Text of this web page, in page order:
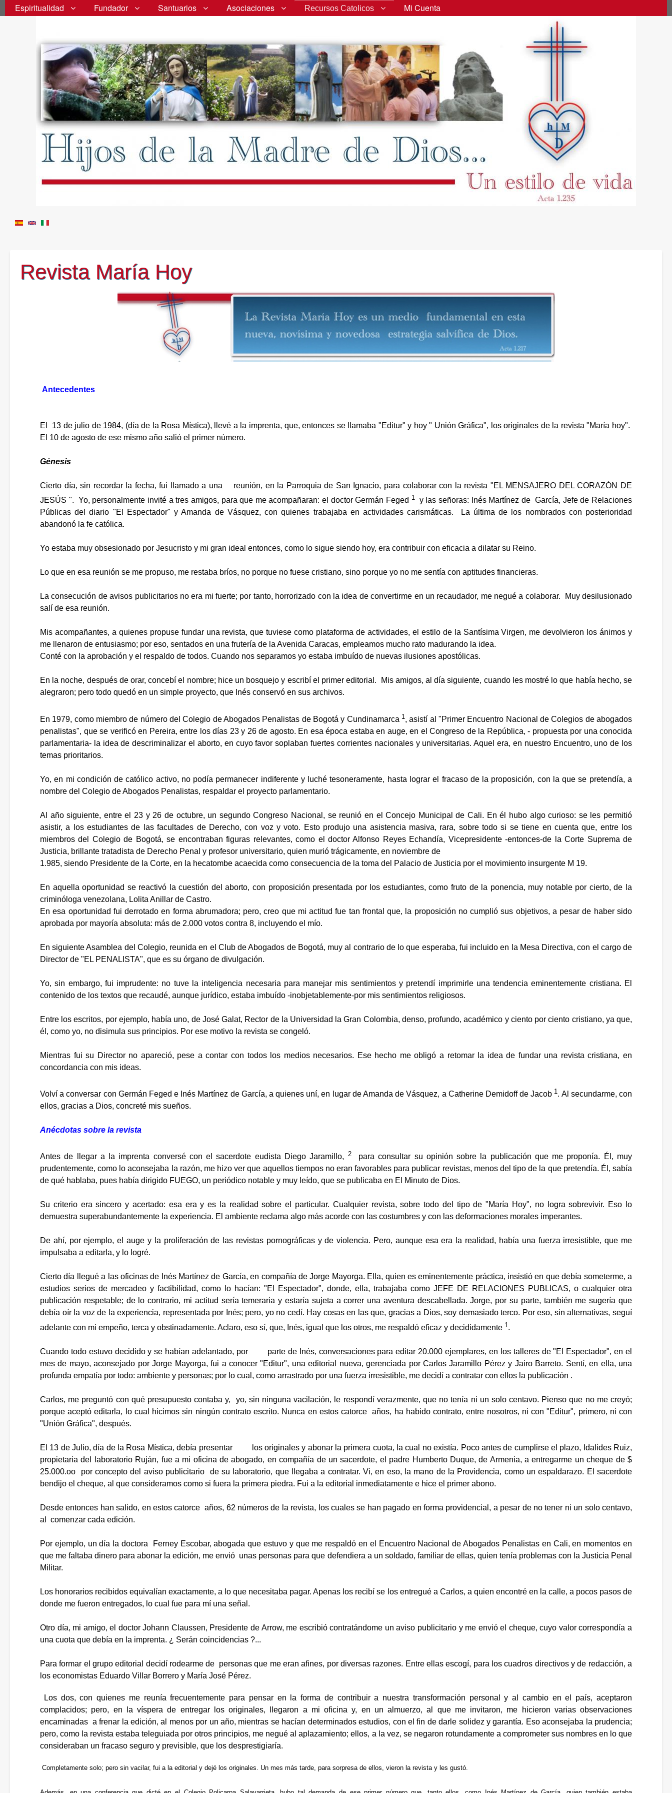
Espiritualidad Fundador Santuarios Asociaciones Recursos Catolicos Mi Cuenta
Revista María Hoy
Antecedentes
El 13 de julio de 1984, (día de la Rosa Mística), llevé a la imprenta, que, entonces se llamaba "Editur" y hoy " Unión Gráfica", los originales de la revista "María hoy".
El 10 de agosto de ese mismo año salió el primer número.
Génesis
Cierto día, sin recordar la fecha, fui llamado a una reunión, en la Parroquia de San Ignacio, para colaborar con la revista "EL MENSAJERO DEL CORAZÓN DE
JESÚS ". Yo, personalmente invité a tres amigos, para que me acompañaran: el doctor Germán Feged 1y las señoras: Inés Martínez de García, Jefe de Relaciones
Públicas del diario "El Espectador" y Amanda de Vásquez, con quienes trabajaba en actividades carismáticas. La última de los nombrados con posterioridad
abandonó la fe católica.
Yo estaba muy obsesionado por Jesucristo y mi gran ideal entonces, como lo sigue siendo hoy, era contribuir con eficacia a dilatar su Reino.
Lo que en esa reunión se me propuso, me restaba bríos, no porque no fuese cristiano, sino porque yo no me sentía con aptitudes financieras.
La consecución de avisos publicitarios no era mi fuerte; por tanto, horrorizado con la idea de convertirme en un recaudador, me negué a colaborar. Muy desilusionado
salí de esa reunión.
Mis acompañantes, a quienes propuse fundar una revista, que tuviese como plataforma de actividades, el estilo de la Santísima Virgen, me devolvieron los ánimos y
me llenaron de entusiasmo; por eso, sentados en una frutería de la Avenida Caracas, empleamos mucho rato madurando la idea.
Conté con la aprobación y el respaldo de todos. Cuando nos separamos yo estaba imbuído de nuevas ilusiones apostólicas.
En la noche, después de orar, concebí el nombre; hice un bosquejo y escribí el primer editorial. Mis amigos, al día siguiente, cuando les mostré lo que había hecho, se
alegraron; pero todo quedó en un simple proyecto, que Inés conservó en sus archivos.
En 1979, como miembro de número del Colegio de Abogados Penalistas de Bogotá y Cundinamarca 1 , asistí al "Primer Encuentro Nacional de Colegios de abogados
penalistas", que se verificó en Pereira, entre los días 23 y 26 de agosto. En esa época estaba en auge, en el Congreso de la República, - propuesta por una conocida
parlamentaria- la idea de descriminalizar el aborto, en cuyo favor soplaban fuertes corrientes nacionales y universitarias. Aquel era, en nuestro Encuentro, uno de los
temas prioritarios.
Yo, en mi condición de católico activo, no podía permanecer indiferente y luché tesoneramente, hasta lograr el fracaso de la proposición, con la que se pretendía, a
nombre del Colegio de Abogados Penalistas, respaldar el proyecto parlamentario.
Al año siguiente, entre el 23 y 26 de octubre, un segundo Congreso Nacional, se reunió en el Concejo Municipal de Cali. En él hubo algo curioso: se les permitió
asistir, a los estudiantes de las facultades de Derecho, con voz y voto. Esto produjo una asistencia masiva, rara, sobre todo si se tiene en cuenta que, entre los
miembros del Colegio de Bogotá, se encontraban figuras relevantes, como el doctor Alfonso Reyes Echandía, Vicepresidente -entonces-de la Corte Suprema de
Justicia, brillante tratadista de Derecho Penal y profesor universitario, quien murió trágicamente, en noviembre de
1.985, siendo Presidente de la Corte, en la hecatombe acaecida como consecuencia de la toma del Palacio de Justicia por el movimiento insurgente M 19.
En aquella oportunidad se reactivó la cuestión del aborto, con proposición presentada por los estudiantes, como fruto de la ponencia, muy notable por cierto, de la
criminóloga venezolana, Lolita Anillar de Castro.
En esa oportunidad fui derrotado en forma abrumadora; pero, creo que mi actitud fue tan frontal que, la proposición no cumplió sus objetivos, a pesar de haber sido
aprobada por mayoría absoluta: más de 2.000 votos contra 8, incluyendo el mío.
En siguiente Asamblea del Colegio, reunida en el Club de Abogados de Bogotá, muy al contrario de lo que esperaba, fui incluido en la Mesa Directiva, con el cargo de
Director de "EL PENALISTA", que es su órgano de divulgación.
Yo, sin embargo, fui imprudente: no tuve la inteligencia necesaria para manejar mis sentimientos y pretendí imprimirle una tendencia eminentemente cristiana. El
contenido de los textos que recaudé, aunque jurídico, estaba imbuído -inobjetablemente-por mis sentimientos religiosos.
Entre los escritos, por ejemplo, había uno, de José Galat, Rector de la Universidad la Gran Colombia, denso, profundo, académico y ciento por ciento cristiano, ya que,
él, como yo, no disimula sus principios. Por ese motivo la revista se congeló.
Mientras fui su Director no apareció, pese a contar con todos los medios necesarios. Ese hecho me obligó a retomar la idea de fundar una revista cristiana, en
concordancia con mis ideas.
Volví a conversar con Germán Feged e Inés Martínez de García, a quienes uní, en lugar de Amanda de Vásquez, a Catherine Demidoff de Jacob 1 . Al secundarme, con
ellos, gracias a Dios, concreté mis sueños.
Anécdotas sobre la revista
Antes de llegar a la imprenta conversé con el sacerdote eudista Diego Jaramillo, 2para consultar su opinión sobre la publicación que me proponía. Él, muy
prudentemente, como lo aconsejaba la razón, me hizo ver que aquellos tiempos no eran favorables para publicar revistas, menos del tipo de la que pretendía. Él, sabía
de qué hablaba, pues había dirigido FUEGO, un periódico notable y muy leído, que se publicaba en El Minuto de Dios.
Su criterio era sincero y acertado: esa era y es la realidad sobre el particular. Cualquier revista, sobre todo del tipo de "María Hoy", no logra sobrevivir. Eso lo
demuestra superabundantemente la experiencia. El ambiente reclama algo más acorde con las costumbres y con las deformaciones morales imperantes.
De ahí, por ejemplo, el auge y la proliferación de las revistas pornográficas y de violencia. Pero, aunque esa era la realidad, había una fuerza irresistible, que me
impulsaba a editarla, y lo logré.
Cierto día llegué a las oficinas de Inés Martínez de García, en compañía de Jorge Mayorga. Ella, quien es eminentemente práctica, insistió en que debía someterme, a
estudios serios de mercadeo y factibilidad, como lo hacían: "El Espectador", donde, ella, trabajaba como JEFE DE RELACIONES PUBLICAS, o cualquier otra
publicación respetable; de lo contrario, mi actitud sería temeraria y estaría sujeta a correr una aventura descabellada. Jorge, por su parte, también me sugería que
debía oír la voz de la experiencia, representada por Inés; pero, yo no cedí. Hay cosas en las que, gracias a Dios, soy demasiado terco. Por eso, sin alternativas, seguí
adelante con mi empeño, terca y obstinadamente. Aclaro, eso sí, que, Inés, igual que los otros, me respaldó eficaz y decididamente 1 .
Cuando todo estuvo decidido y se habían adelantado, por parte de Inés, conversaciones para editar 20.000 ejemplares, en los talleres de "El Espectador", en el
mes de mayo, aconsejado por Jorge Mayorga, fui a conocer "Editur", una editorial nueva, gerenciada por Carlos Jaramillo Pérez y Jairo Barreto. Sentí, en ella, una
profunda empatía por todo: ambiente y personas; por lo cual, como arrastrado por una fuerza irresistible, me decidí a contratar con ellos la publicación .
Carlos, me preguntó con qué presupuesto contaba y, yo, sin ninguna vacilación, le respondí verazmente, que no tenía ni un solo centavo. Pienso que no me creyó;
porque aceptó editarla, lo cual hicimos sin ningún contrato escrito. Nunca en estos catorce años, ha habido contrato, entre nosotros, ni con "Editur", primero, ni con
"Unión Gráfica", después.
El 13 de Julio, día de la Rosa Mística, debía presentar los originales y abonar la primera cuota, la cual no existía. Poco antes de cumplirse el plazo, Idalides Ruiz,
propietaria del laboratorio Ruján, fue a mi oficina de abogado, en compañía de un sacerdote, el padre Humberto Duque, de Armenia, a entregarme un cheque de $
25.000.oo por concepto del aviso publicitario de su laboratorio, que llegaba a contratar. Vi, en eso, la mano de la Providencia, como un espaldarazo. El sacerdote
bendijo el cheque, al que consideramos como si fuera la primera piedra. Fui a la editorial inmediatamente e hice el primer abono.
Desde entonces han salido, en estos catorce años, 62 números de la revista, los cuales se han pagado en forma providencial, a pesar de no tener ni un solo centavo,
al comenzar cada edición.
Por ejemplo, un día la doctora Ferney Escobar, abogada que estuvo y que me respaldó en el Encuentro Nacional de Abogados Penalistas en Cali, en momentos en
que me faltaba dinero para abonar la edición, me envió unas personas para que defendiera a un soldado, familiar de ellas, quien tenía problemas con la Justicia Penal
Militar.
Los honorarios recibidos equivalían exactamente, a lo que necesitaba pagar. Apenas los recibí se los entregué a Carlos, a quien encontré en la calle, a pocos pasos de
donde me fueron entregados, lo cual fue para mí una señal.
Otro día, mi amigo, el doctor Johann Claussen, Presidente de Arrow, me escribió contratándome un aviso publicitario y me envió el cheque, cuyo valor correspondía a
una cuota que debía en la imprenta. ¿ Serán coincidencias ?...
Para formar el grupo editorial decidí rodearme de personas que me eran afines, por diversas razones. Entre ellas escogí, para los cuadros directivos y de redacción, a
los economistas Eduardo Villar Borrero y María José Pérez.
Los dos, con quienes me reunía frecuentemente para pensar en la forma de contribuir a nuestra transformación personal y al cambio en el país, aceptaron
complacidos; pero, en la víspera de entregar los originales, llegaron a mi oficina y, en un almuerzo, al que me invitaron, me hicieron varias observaciones
encaminadas a frenar la edición, al menos por un año, mientras se hacían determinados estudios, con el fin de darle solidez y garantía. Eso aconsejaba la prudencia;
pero, como la revista estaba teleguiada por otros principios, me negué al aplazamiento; ellos, a la vez, se negaron rotundamente a comprometer sus nombres en lo que
consideraban un fracaso seguro y previsible, que los desprestigiaría.
Completamente solo; pero sin vacilar, fui a la editorial y dejé los originales. Un mes más tarde, para sorpresa de ellos, vieron la revista y les gustó.